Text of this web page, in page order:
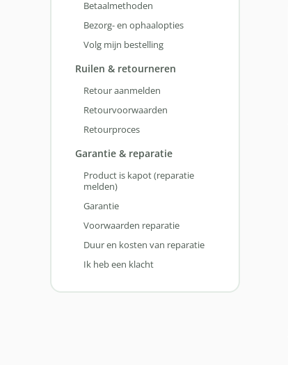
Betaalmethoden
Bezorg- en ophaalopties
Volg mijn bestelling
Ruilen & retourneren
Retour aanmelden
Retourvoorwaarden
Retourproces
Garantie & reparatie
Product is kapot (reparatie
melden)
Garantie
Voorwaarden reparatie
Duur en kosten van reparatie
Ik heb een klacht